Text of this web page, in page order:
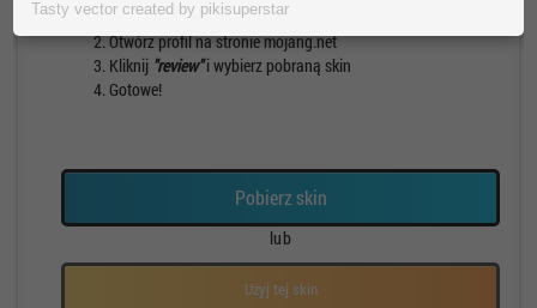
Tasty vector created by pikisuperstar
Pobierz skin
Otwórz profil na stronie mojang.net
Kliknij "review"i wybierz pobraną skin
Gotowe!
Pobierz skin
lub
Użyj tej skin